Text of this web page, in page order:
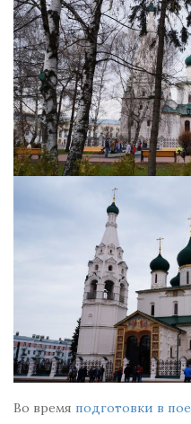
Во время подготовки в